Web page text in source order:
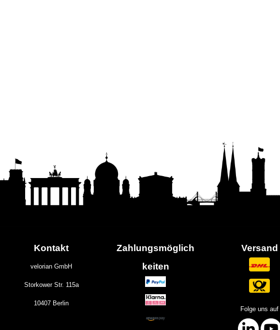
Kontakt
velorian GmbH
Storkower Str. 115a
10407 Berlin
Zahlungsmöglich
keiten
Versand
Folge uns auf